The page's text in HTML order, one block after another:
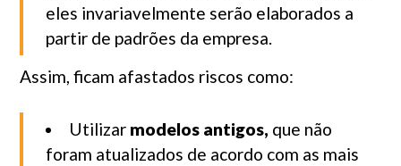
eles invariavelmente serão elaborados a
partir de padrões da empresa.
Assim, ficam afastados riscos como:
Utilizar modelos antigos, que não
foram atualizados de acordo com as mais